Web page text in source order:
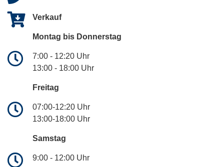
Verkauf
Montag bis Donnerstag
7:00 - 12:20 Uhr
13:00 - 18:00 Uhr
Freitag
07:00-12:20 Uhr
13:00-18:00 Uhr
Samstag
9:00 - 12:00 Uhr